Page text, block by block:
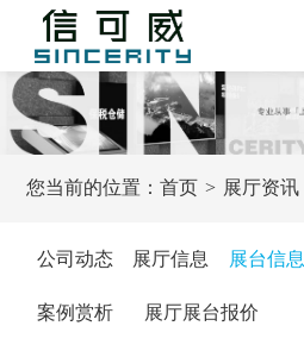
您当前的位置：首页 展厅资讯
公司动态 展厅信息 展台信息
案例赏析 展厅展台报价